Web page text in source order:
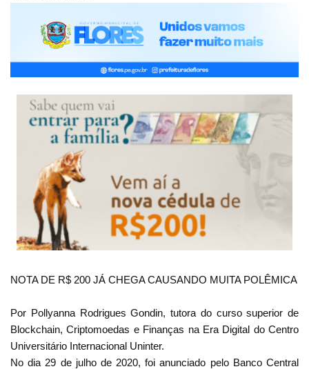
NOTA DE R$ 200 JÁ CHEGA CAUSANDO MUITA POLÊMICA
Por Pollyanna Rodrigues Gondin, tutora do curso superior de
Blockchain, Criptomoedas e Finanças na Era Digital do Centro
Universitário Internacional Uninter.
No dia 29 de julho de 2020, foi anunciado pelo Banco Central